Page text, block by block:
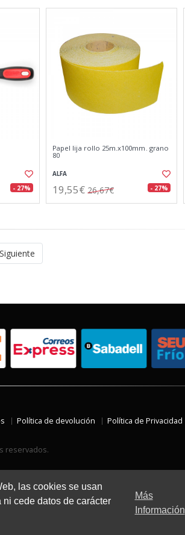
las cookies se usan
cede datos de carácter
Más
Información
- 27%
Papel lija rollo 25m.x100mm. grano
80
ALFA
19,55€ 26,67€ - 27%
Siguiente
Política de devolución Política de Privacidad
reservados.